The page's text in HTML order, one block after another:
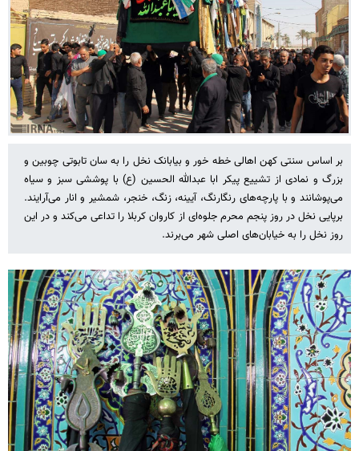
بر اساس سنتی کهن اهالی خطه خور و بیابانک نخل را به سان تابوتی چوبین و
بزرگ و نمادی از تشییع پیکر ابا عبدالله الحسین (ع) با پوششی سبز و سیاه
می‌پوشانند و با پارچه‌های رنگارنگ، آیینه، زنگ، خنجر، شمشیر و انار می‌آرایند.
برپایی نخل در روز پنجم محرم جلوه‌ای از کاروان کربلا را تداعی می‌کند و در این
روز نخل را به خیابان‌های اصلی شهر می‌برند.